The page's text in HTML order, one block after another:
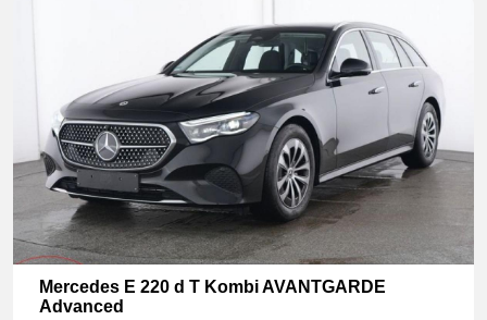
Mercedes E 220 d T Kombi AVANTGARDE
Advanced